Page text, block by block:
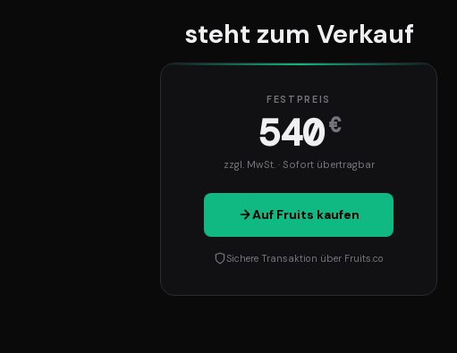
steht zum Verkauf
FESTPREIS
540€
zzgl. MwSt. · Sofort übertragbar
Auf Fruits kaufen
Sichere Transaktion über Fruits.co